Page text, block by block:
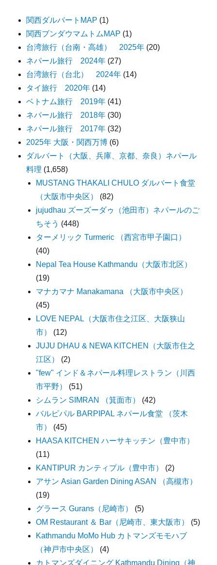
関西ダルバートMAP (1)
関西ブンダウマムトムMAP (1)
台湾旅行（台南・高雄） 2025年 (20)
ネパール旅行 2024年 (27)
台湾旅行（台北） 2024年 (14)
タイ旅行 2020年 (14)
ベトナム旅行 2019年 (41)
ネパール旅行 2018年 (30)
ネパール旅行 2017年 (32)
2025年 大阪・関西万博 (6)
ダルバート（大阪、兵庫、京都、奈良）ネパール
料理 (1,658)
MUSTANG THAKALI CHULO ダルバート食堂
（大阪市中央区）
(82)
jujudhau ズーズーダゥ（池田市）ネパールのご
ちそう (448)
ターメリック Turmeric （西宮市甲子園口）
(40)
Nepal Tea House Kathmandu（大阪市北区）
(19)
マナカマナ Manakamana （大阪市中央区）
(45)
LOVE NEPAL（大阪市住之江区、大阪狭山
市）
(12)
JUJU DHAU & NEWA KITCHEN（大阪市住之
江区）
(2)
"few" インド＆ネパール料理レストラン（川西
市平野）
(51)
シムラン SIMRAN （箕面市）
(42)
バルピパル BARPIPAL ネパール食堂 （茨木
市）
(45)
HAASA KITCHEN ハーサキッチン（豊中市）
(11)
KANTIPUR カンティプル（豊中市）
(2)
アサン Asian Garden Dining ASAN （高槻市）
(19)
グラース Gurans（尼崎市）
(5)
OM Restaurant ＆ Bar（尼崎市、東大阪市）
(5)
Kathmandu MoMo Hub カトマンズモモハブ
（神戸市中央区）
(4)
カトマンズダイニング Kathmandu Dining（神